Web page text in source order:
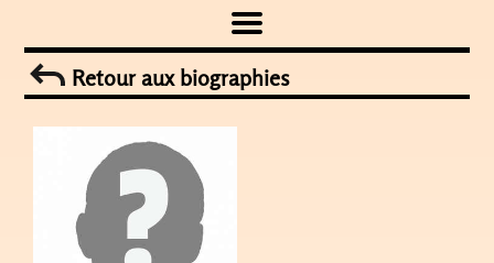
to
contentRetour aux biographies